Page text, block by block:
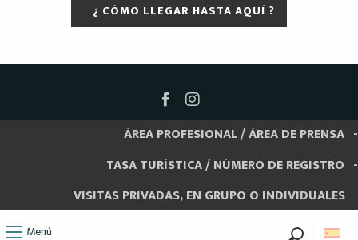
Menú
¿ CÓMO LLEGAR HASTA AQUÍ ?
ÁREA PROFESIONAL / ÁREA DE PRENSA
TASA TURÍSTICA / NÚMERO DE REGISTRO
VISITAS PRIVADAS, EN GRUPO O INDIVIDUALES